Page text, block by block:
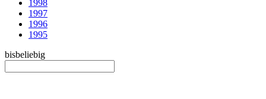
1998
1997
1996
1995
bisbeliebig